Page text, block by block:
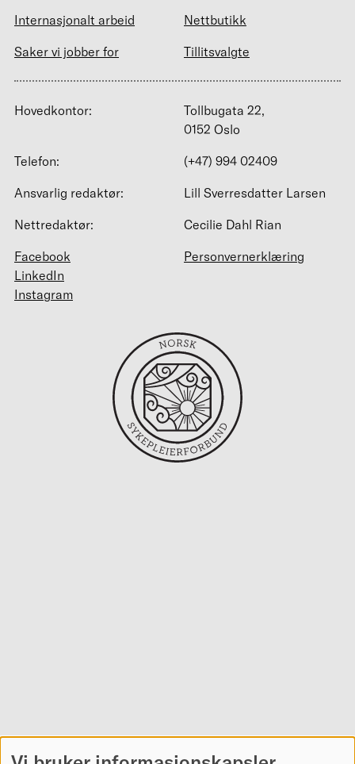
Internasjonalt arbeid
Nettbutikk
Saker vi jobber for
Tillitsvalgte
Hovedkontor:
Tollbugata 22,
0152 Oslo
Telefon:
(+47) 994 02409
Ansvarlig redaktør:
Lill Sverresdatter Larsen
Nettredaktør:
Cecilie Dahl Rian
Facebook
LinkedIn
Instagram
Personvernerklæring